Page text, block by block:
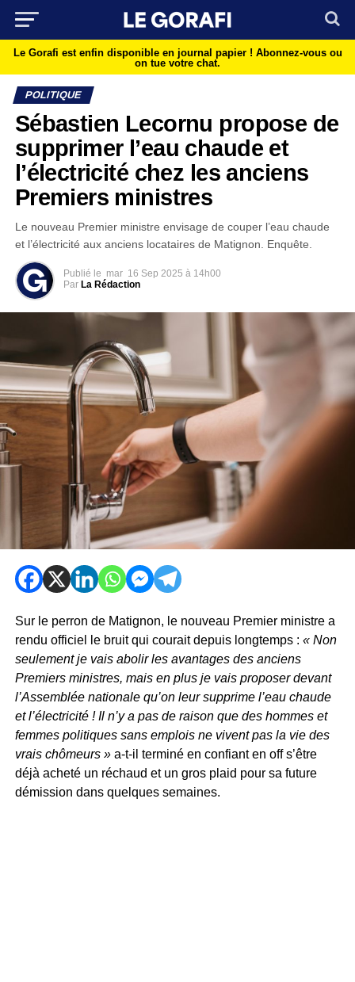
Le Gorafi est enfin disponible en journal papier ! Abonnez-vous ou
on tue votre chat.
POLITIQUE
Sébastien Lecornu propose de
supprimer l’eau chaude et
l’électricité chez les anciens
Premiers ministres
Le nouveau Premier ministre envisage de couper l’eau chaude
et l’électricité aux anciens locataires de Matignon. Enquête.
Publié le mar 16 Sep 2025 à 14h00
Par La Rédaction
Sur le perron de Matignon, le nouveau Premier ministre a
rendu officiel le bruit qui courait depuis longtemps : « Non
seulement je vais abolir les avantages des anciens
Premiers ministres, mais en plus je vais proposer devant
l’Assemblée nationale qu’on leur supprime l’eau chaude
et l’électricité ! Il n’y a pas de raison que des hommes et
femmes politiques sans emplois ne vivent pas la vie des
vrais chômeurs »a-t-il terminé en confiant en off s’être
déjà acheté un réchaud et un gros plaid pour sa future
démission dans quelques semaines.